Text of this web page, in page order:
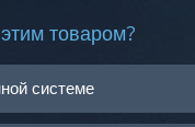
товаром?
системе